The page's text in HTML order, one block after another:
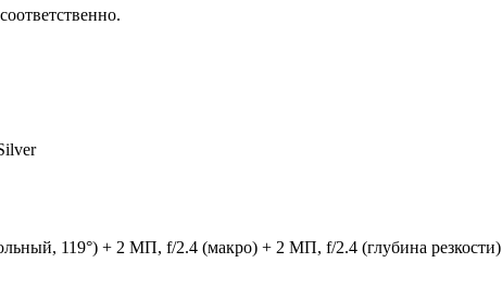
119°) + 2 МП, f/2.4 (макро) + 2 МП, f/2.4 (глубина резкости)